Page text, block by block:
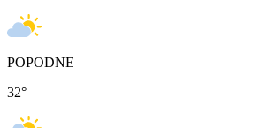
POPODNE
32°